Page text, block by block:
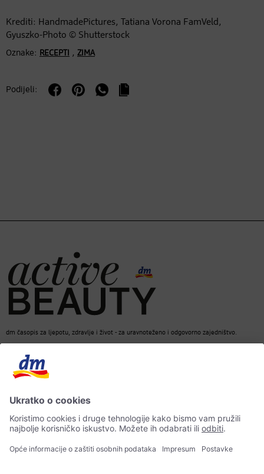
Krediti: HandmadePictures, Tatiana Vorona FamVeld,
Gyuszko-Photo © Shutterstock
Oznake: RECEPTI , ZIMA
Podijeli:
dm časopis za ljepotu, zdravlje i život - za uravnoteženo i odgovorno zajedništvo.